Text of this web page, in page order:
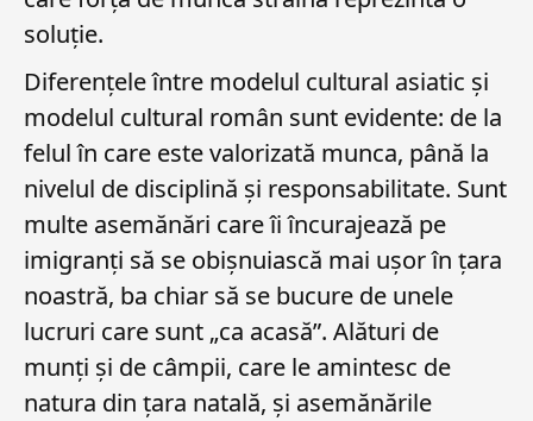
soluție.
Diferențele între modelul cultural asiatic și
modelul cultural român sunt evidente: de la
felul în care este valorizată munca, până la
nivelul de disciplină și responsabilitate. Sunt
multe asemănări care îi încurajează pe
imigranți să se obișnuiască mai ușor în țara
noastră, ba chiar să se bucure de unele
lucruri care sunt „ca acasă”. Alături de
munți și de câmpii, care le amintesc de
natura din țara natală, și asemănările